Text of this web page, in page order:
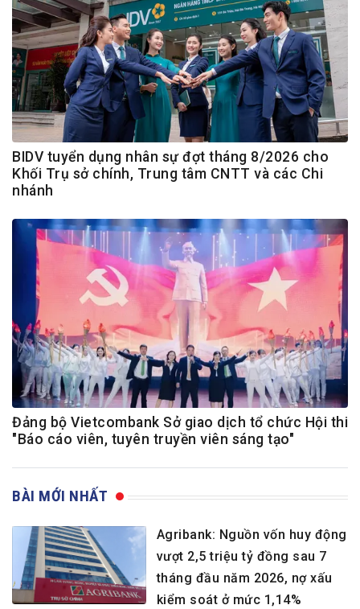
BIDV tuyển dụng nhân sự đợt tháng 8/2026 cho
Khối Trụ sở chính, Trung tâm CNTT và các Chi
nhánh
Đảng bộ Vietcombank Sở giao dịch tổ chức Hội thi
"Báo cáo viên, tuyên truyền viên sáng tạo"
BÀI MỚI NHẤT
Agribank: Nguồn vốn huy động
vượt 2,5 triệu tỷ đồng sau 7
tháng đầu năm 2026, nợ xấu
kiểm soát ở mức 1,14%